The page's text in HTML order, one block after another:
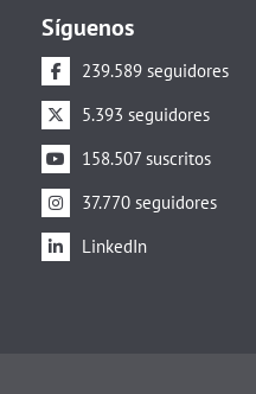
Síguenos
239.589 seguidores
5.393 seguidores
158.507 suscritos
37.770 seguidores
LinkedIn